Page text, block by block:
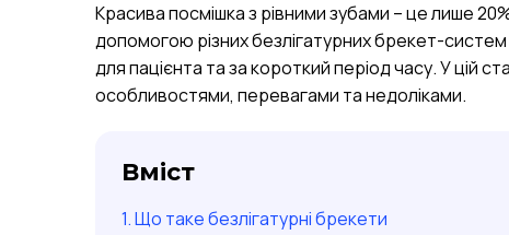
Красива посмішка з рівними зубами – це лише
допомогою різних безлігатурних брекет-
для пацієнта та за короткий період часу. У цій
особливостями, перевагами та недоліками.
Вміст
Що таке безлігатурні брекети